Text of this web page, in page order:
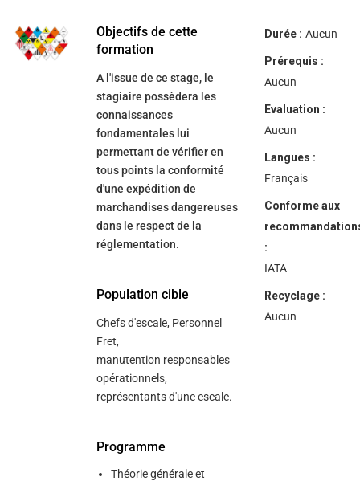
navigate
and
interact
Objectifs de cette
formation
A l'issue de ce stage, le
stagiaire possèdera les
connaissances
fondamentales lui
permettant de vérifier en
tous points la conformité
d'une expédition de
marchandises dangereuses
dans le respect de la
réglementation.
Population cible
Chefs d'escale, Personnel
Fret,
manutention responsables
opérationnels,
représentants d'une escale.
Programme
Théorie générale et
Durée : Aucun
Prérequis :
Aucun
Evaluation :
Aucun
Langues :
Français
Conforme aux
:
IATA
Recyclage :
Aucun